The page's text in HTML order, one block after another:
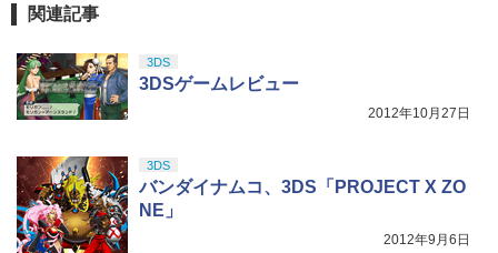
関連記事
3DS
3DSゲームレビュー
2012年10月27日
3DS
バンダイナムコ、3DS「PROJECT X ZO
NE」
2012年9月6日